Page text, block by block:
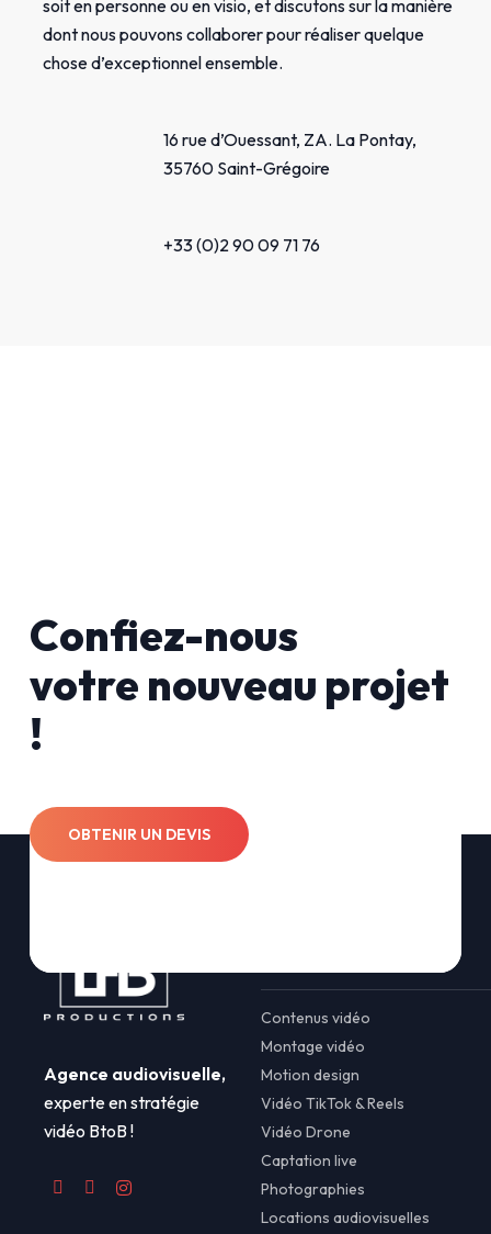
soit en personne ou en visio, et discutons sur la manière
dont nous pouvons collaborer pour réaliser quelque
chose d’exceptionnel ensemble.
16 rue d’Ouessant, ZA. La Pontay,
35760 Saint-Grégoire
+33 (0)2 90 09 71 76
Confiez-nous
votre nouveau projet
!
OBTENIR UN DEVIS
Agence audiovisuelle,
experte en stratégie
vidéo BtoB !
Contenus vidéo
Montage vidéo
Motion design
Vidéo TikTok & Reels
Vidéo Drone
Captation live
Photographies
Locations audiovisuelles